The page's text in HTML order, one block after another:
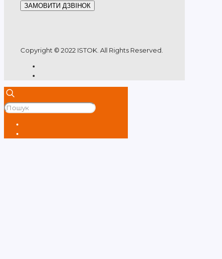
ЗАМОВИТИ ДЗВІНОК
Copyright © 2022 ISTOK. All Rights Reserved.